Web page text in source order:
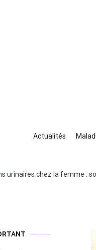
Actualités
urinaires chez la femme :